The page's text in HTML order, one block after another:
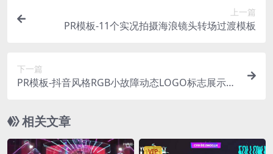
上一篇
PR模板-11个实况拍摄海浪镜头转场过渡模板
下一篇
PR模板-抖音风格RGB小故障动态LOGO标志展示开
相关文章
VIP